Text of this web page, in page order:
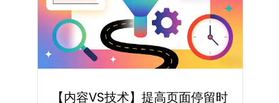
【内容VS技术】提高页面停留时